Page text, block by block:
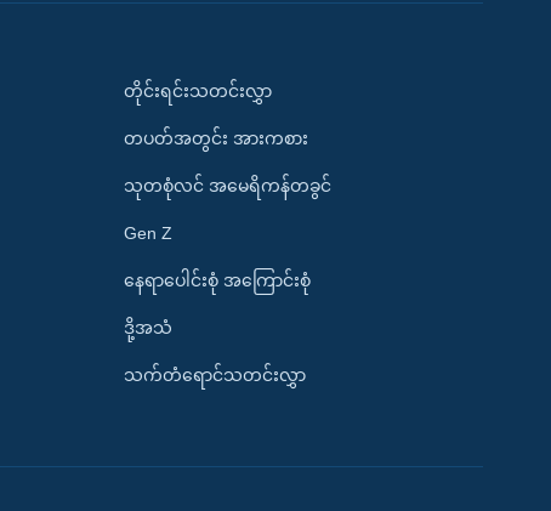
တိုင်းရင်းသတင်းလွှာ
တပတ်အတွင်း အားကစား
သုတစုံလင် အမေရိကန်တခွင်
Gen Z
နေရာပေါင်းစုံ အကြောင်းစုံ
ဒို့အသံ
သက်တံရောင်သတင်းလွှာ